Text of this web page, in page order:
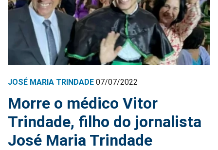
JOSÉ MARIA TRINDADE 07/07/2022
Morre o médico Vitor
Trindade, filho do jornalista
José Maria Trindade